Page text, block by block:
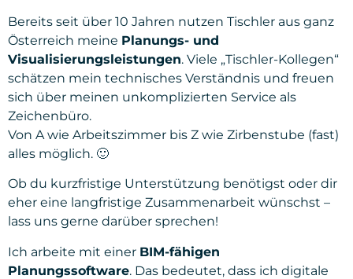
Bereits seit über 10 Jahren nutzen Tischler aus ganz
Österreich meine Planungs- und
Visualisierungsleistungen. Viele „Tischler-Kollegen“
schätzen mein technisches Verständnis und freuen
sich über meinen unkomplizierten Service als
Zeichenbüro.
Von A wie Arbeitszimmer bis Z wie Zirbenstube (fast)
alles möglich. 🙂
Ob du kurzfristige Unterstützung benötigst oder dir
eher eine langfristige Zusammenarbeit wünschst –
lass uns gerne darüber sprechen!
Ich arbeite mit einer BIM-fähigen
Planungssoftware. Das bedeutet, dass ich digitale